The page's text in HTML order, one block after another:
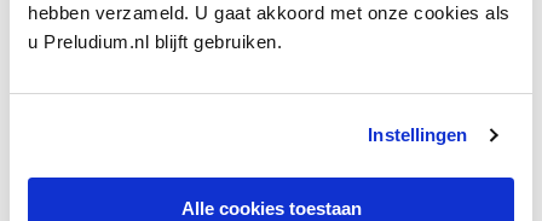
hebben verzameld. U gaat akkoord met onze cookies als
u Preludium.nl blijft gebruiken.
Instellingen
Alle cookies toestaan